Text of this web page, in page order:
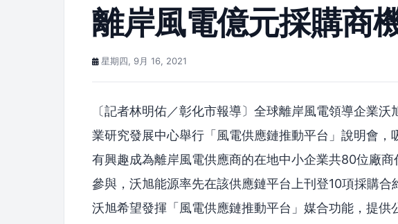
離岸風電億元採購商
星期四, 9月 16, 2021
〔記者林明佑／彰化市報導〕全球離岸風電領導企業
業研究發展中心舉行「風電供應鏈推動平台」說明會，
有興趣成為離岸風電供應商的在地中小企業共80位廠
參與，沃旭能源率先在該供應鏈平台上刊登10項採購合
沃旭希望發揮「風電供應鏈推動平台」媒合功能，提供